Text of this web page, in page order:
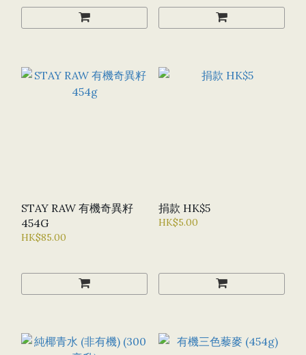
STAY RAW 有機奇異籽
454G
HK$85.00
捐款 HK$5
HK$5.00